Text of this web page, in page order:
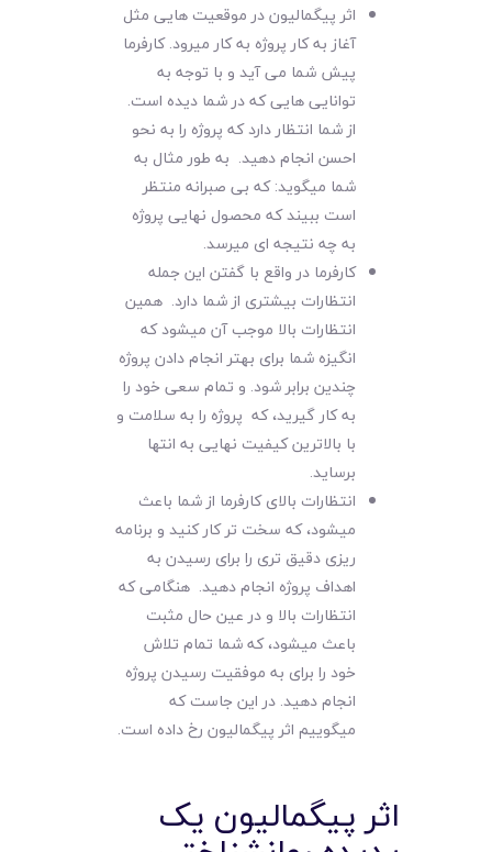
اثر پیگمالیون در موقعیت هایی مثل
آغاز به کار پروژه به کار میرود. کارفرما
پیش شما می آید و با توجه به
توانایی هایی که در شما دیده است.
از شما انتظار دارد که پروژه را به نحو
احسن انجام دهید. به طور مثال به
شما میگوید: که بی صبرانه منتظر
است ببیند که محصول نهایی پروژه
به چه نتیجه ای میرسد.
کارفرما در واقع با گفتن این جمله
انتظارات بیشتری از شما دارد. همین
انتظارات بالا موجب آن میشود که
انگیزه شما برای بهتر انجام دادن پروژه
چندین برابر شود. و تمام سعی خود را
به کار گیرید، که پروژه را به سلامت و
با بالاترین کیفیت نهایی به انتها
برساید.
انتظارات بالای کارفرما از شما باعث
میشود، که سخت تر کار کنید و برنامه
ریزی دقیق تری را برای رسیدن به
اهداف پروژه انجام دهید. هنگامی که
انتظارات بالا و در عین حال مثبت
باعث میشود، که شما تمام تلاش
خود را برای به موفقیت رسیدن پروژه
انجام دهید. در این جاست که
میگوییم اثر پیگمالیون رخ داده است.
اثر پیگمالیون یک